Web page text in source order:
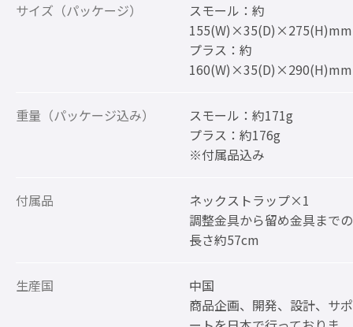
サイズ（パッケージ）
スモール：約
155(W)×35(D)×275(H)mm
プラス：約
160(W)×35(D)×290(H)mm
重量（パッケージ込み）
スモール：約171g
プラス：約176g
※付属品込み
付属品
ネックストラップ×1
調整金具から留め金具までの
長さ約57cm
生産国
中国
商品企画、開発、設計、サポ